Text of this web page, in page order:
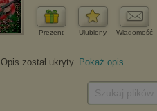
Prezent Ulubiony Wiadomość
Opis został ukryty. Pokaż opis